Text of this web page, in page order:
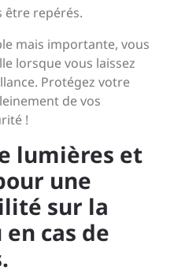
être repérés.
mais importante, vous
lorsque vous laissez
Protégez votre
de vos
!
lumières et
une
sur la
cas de